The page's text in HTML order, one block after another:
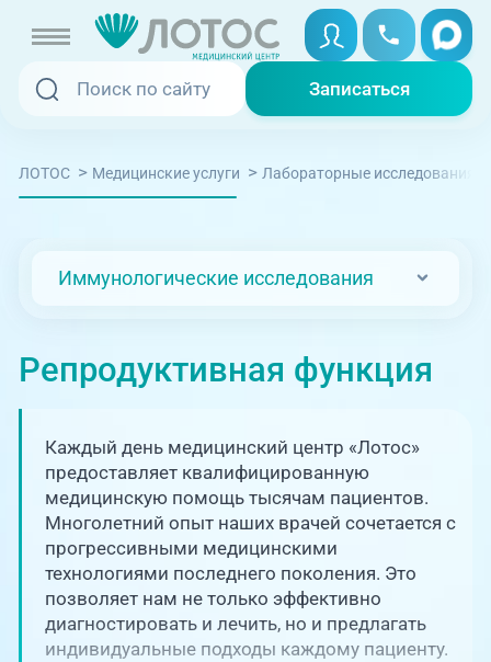
Записаться
Записаться
Услуги и цены
Отзывы
Адреса клиник
О клинике
Блог врачей
Новости
Записаться онлайн
Вызвать скорую
Медицина на дому
Телемедицина
+7 (351) 220-00-03
Единая справочная служба,
запись на прием
+7 (351) 220-03-03
Центр амбулаторной
онкологической помощи
ЛОТОС > Медицинские услуги > Лабораторные исследования
Иммунологические исследования
Репродуктивная функция
Каждый день медицинский центр «Лотос»
предоставляет квалифицированную
медицинскую помощь тысячам пациентов.
Многолетний опыт наших врачей сочетается с
прогрессивными медицинскими
технологиями последнего поколения. Это
позволяет нам не только эффективно
диагностировать и лечить, но и предлагать
индивидуальные подходы каждому пациенту.